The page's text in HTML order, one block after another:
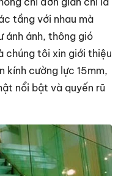
tầng với nhau mà
ánh ánh, thông gió
chúng tôi xin giới thiệu
kính cường lực 15mm,
nổi bật và quyến rũ